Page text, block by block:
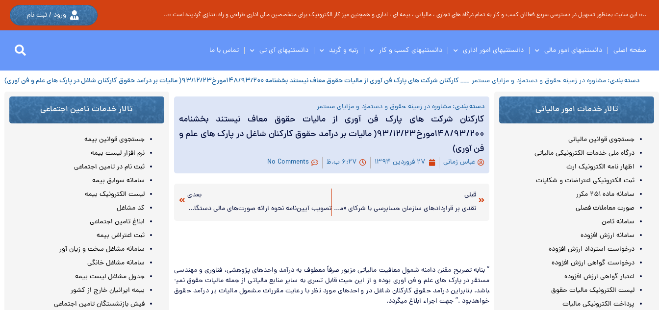
..:: این سایت بمنظور تسهیل در دسترسی سریع فعالان کسب و کار به تمام درگاه های تجاری ، مالیاتی ، بیمه ای ، اداری و همچنین میز کار الکترونیک برای متخصصین مالی اداری طراحی و راه اندازی گردیده است ::.. ورود / ثبت نام
صفحه اصلی دانستنیهای امور مالی دانستنیهای امور اداری دانستنیهای کسب و کار رتبه و گرید دانستنیهای آی تی تماس با ما
دسته بندی:مشاوره در زمینه حقوق و دستمزد و مزایای مستمر ___ کارکنان شرکت های پارک فن آوری از مالیات حقوق معاف نیستند بخشنامه ۱۴۸/۹۳/۲۰۰مورخ۹۳/۱۲/۲۳( مالیات بر درآمد حقوق کارکنان شاغل در پارک های علم و فن آوری)
تالار خدمات امور مالیاتی
جستجوی قوانین مالیانی
درگاه ملی خدمات الکترونیکی مالیاتی
اظهار نامه الکترونیک ارث
ثبت الکترونیکی اعتراضات و شکایات
سامانه ماده ۲۵۱ مکرر
صورت معاملات فصلی
سامانه ثامن
سامانه ارزش افزوده
درخواست استرداد ارزش افزوده
درخواست گواهی ارزش افزوده
اعتبار گواهی ارزش افزوده
لیست الکترونیک مالیات حقوق
پرداخت الکترونیکی مالیات
دسته بندی:مشاوره در زمینه حقوق و دستمزد و مزایای مستمر
کارکنان شرکت های پارک فن آوری از مالیات حقوق معاف نیستند بخشنامه
۱۴۸/۹۳/۲۰۰مورخ۹۳/۱۲/۲۳( مالیات بر درآمد حقوق کارکنان شاغل در پارک های علم و
فن آوری)
عباس زمانی ۲۷ فروردین ۱۳۹۴ ۶:۲۷ ب.ظ No Comments
قبلی
نقدی بر قراردادهای سازمان حسابرسی با شرکای «موسسات»
بعدی
تصویب آیین‌نامه نحوه ارائه صورت‌های مالی دستگاه‌های اجرایی به دیوان محاسبات
” بنابه تصریح مقنن دامنه شمول معافیت مالیاتی مزبور صرفاً معطوف به درآمد واحدهای پژوهشی، فناوری و مهندسی
مستقر در پارک های علم و فن آوری بوده و از این حیث قابل تسری به سایر منابع مالیاتی از جمله مالیات حقوق نمی­
باشد. بنابراین درآمد حقوق کارکنان شاغل در واحدهای مورد نظر با رعایت مقررات مشمول مالیات بر درآمد حقوق
خواهدبود .” جهت اجراء ابلاغ می­گردد.
تالار خدمات تامین اجتماعی
جستجوی قوانین بیمه
نرم افزار لیست بیمه
ثبت نام در تامین اجتماعی
سامانه سوابق بیمه
لیست الکترونیک بیمه
کد مشاغل
ابلاغ تامین اجتماعی
ثبت اعتراض بیمه
سامانه مشاغل سخت و زیان آور
سامانه مشاغل خانگی
جدول مشاغل لیست بیمه
بیمه ایرانیان خارج از کشور
فیش بازنشستگان تامین اجتماعی